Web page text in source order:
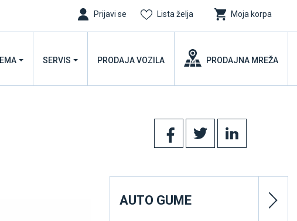
Prijavi se Lista želja Moja korpa
SERVIS PRODAJA VOZILA PRODAJNA MREŽA
AUTO GUME